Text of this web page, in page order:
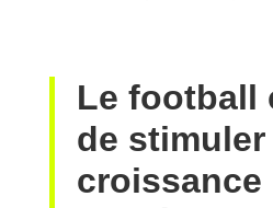
Le football
de stimuler
croissance